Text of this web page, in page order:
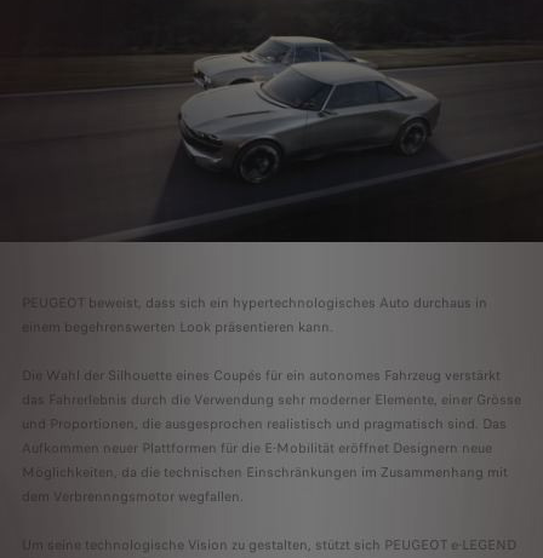
PEUGEOT beweist, dass sich ein hypertechnologisches Auto durchaus in
einem begehrenswerten Look präsentieren kann.
Die Wahl der Silhouette eines Coupés für ein autonomes Fahrzeug verstärkt
das Fahrerlebnis durch die Verwendung sehr moderner Elemente, einer Grösse
und Proportionen, die ausgesprochen realistisch und pragmatisch sind. Das
Aufkommen neuer Plattformen für die E-Mobilität eröffnet Designern neue
Möglichkeiten, da die technischen Einschränkungen im Zusammenhang mit
dem Verbrennngsmotor wegfallen.
Um seine technologische Vision zu gestalten, stützt sich PEUGEOT e-LEGEND